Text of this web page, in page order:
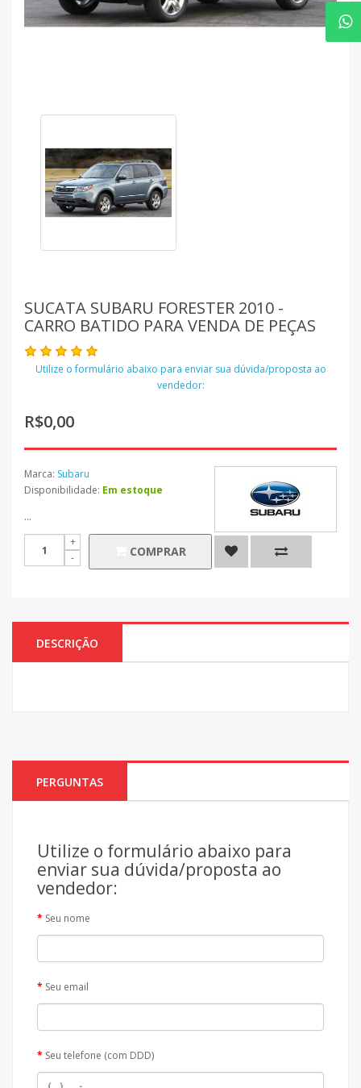
SUCATA SUBARU FORESTER 2010 -
CARRO BATIDO PARA VENDA DE PEÇAS
Utilize o formulário abaixo para enviar sua dúvida/proposta ao
vendedor:
R$0,00
Marca: Subaru
Disponibilidade: Em estoque
...
COMPRAR
DESCRIÇÃO
PERGUNTAS
Utilize o formulário abaixo para
enviar sua dúvida/proposta ao
vendedor:
Seu nome
Seu email
Seu telefone (com DDD)